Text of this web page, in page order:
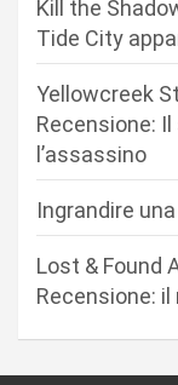
Kill the
Tide City
Yellowcreek
Recensione:
l’assassino
Ingrandire
Lost & Found
Recensione: